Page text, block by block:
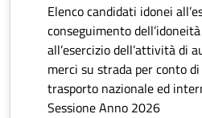
Elenco candidati idonei
conseguimento
all’esercizio dell’attività di
merci su strada per conto
trasporto nazionale ed
Sessione Anno 2026